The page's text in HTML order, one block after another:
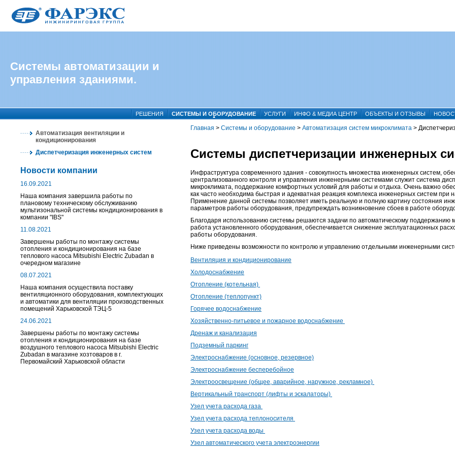
Системы автоматизации и
управления зданиями.
РЕШЕНИЯ СИСТЕМЫ И ОБОРУДОВАНИЕ УСЛУГИ ИНФО & МЕДИА ЦЕНТР ОБЪЕКТЫ И ОТЗЫВЫ
Автоматизация вентиляции и
кондиционирования
Диспетчеризация инженерных систем
Новости компании
16.09.2021
Наша компания завершила работы по
плановому техническому обслуживанию
мультизональной системы кондиционирования в
компании "IBS"
11.08.2021
Завершены работы по монтажу системы
отопления и кондиционирования на базе
теплового насоса Mitsubishi Electric Zubadan в
очередном магазине
08.07.2021
Наша компания осуществила поставку
вентиляционного оборудования, комплектующих
и автоматики для вентиляции производственных
помещений Харьковской ТЭЦ-5
24.06.2021
Завершены работы по монтажу системы
отопления и кондиционирования на базе
воздушного теплового насоса Mitsubishi Electric
Zubadan в магазине хозтоваров в г.
Первомайский Харьковской области
Главная > Системы и оборудование > Автоматизация систем микроклимата >
Системы диспетчеризации инженерных
Инфраструктура современного здания - совокупность множества инженерных систем,
централизованного контроля и управления инженерными системами служит система
микроклимата, поддержание комфортных условий для работы и отдыха. Очень важно
как часто необходима быстрая и адекватная реакция комплекса инженерных систем
Применение данной системы позволяет иметь реальную и полную картину состояния
параметров работы оборудования, предупреждать возникновение сбоев в работе
Благодаря использованию системы решаются задачи по автоматическому поддержанию
работа установленного оборудования, обеспечивается снижение эксплуатационных
работы оборудования.
Ниже приведены возможности по контролю и управлению отдельными инженерными
Вентиляция и кондиционирование
Холодоснабжение
Отопление (котельная)
Отопление (теплопункт)
Горячее водоснабжение
Хозяйственно-питьевое и пожарное водоснабжение
Дренаж и канализация
Подземный паркинг
Электроснабжение (основное, резервное)
Электроснабжение бесперебойное
Электроосвещение (общее, аварийное, наружное, рекламное)
Вертикальный транспорт (лифты и эскалаторы)
Узел учета расхода газа
Узел учета расхода теплоносителя
Узел учета расхода воды
Узел автоматического учета электроэнергии